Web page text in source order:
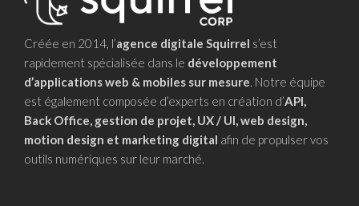
Créée en 2014, l’agence digitale Squirrel s’est
rapidement spécialisée dans le développement
d’applications web & mobiles sur mesure. Notre équipe
est également composée d’experts en création d’API,
Back Office, gestion de projet, UX / UI, web design,
motion design et marketing digital afin de propulser vos
outils numériques sur leur marché.